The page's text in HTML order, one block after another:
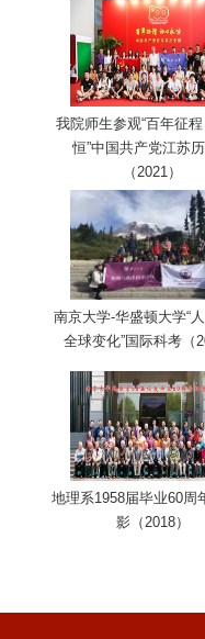
我院师生参观“百年征
恒”中国共产党江苏
（2021）
南京大学-华盛顿大学“
全球变化”国际科考（
地理系1958届毕业60周
影（2018）